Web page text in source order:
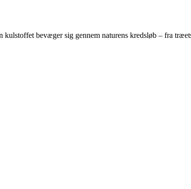
bevæger sig gennem naturens kredsløb – fra